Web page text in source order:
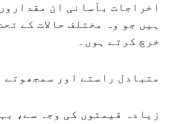
اخراجات بآسانی ان
ہیں جو وہ مختلف حالات کے
خرچ کرتے ہوں۔
متبادل راستے اور سمجھوتے
زیادہ قیمتوں کی وجہ سے،